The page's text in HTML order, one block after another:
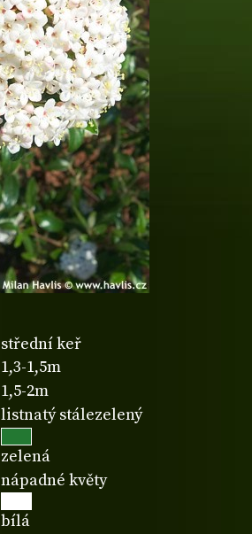
střední keř
1,3-1,5m
1,5-2m
listnatý stálezelený
zelená
nápadné květy
bílá